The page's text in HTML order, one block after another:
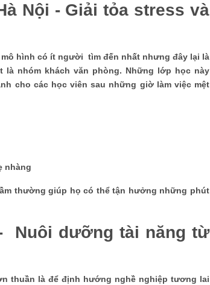
Nội - Giải tỏa stress và
hình có ít người tìm đến nhất nhưng đây lại là
nhóm khách văn phòng. Những lớp học này
cho các học viên sau những giờ làm việc mệt
nhàng
thường giúp họ có thể tận hưởng những phút
Nuôi dưỡng tài năng từ
thuần là để định hướng nghề nghiệp tương lai